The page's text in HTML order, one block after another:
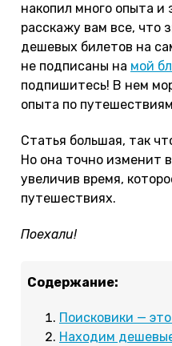
накопил много опыта и
расскажу вам все, что
дешевых билетов на
не подписаны на мой
подпишитесь! В нем
опыта по
Статья большая, так
Но она точно изменит
увеличив время,
путешествиях.
Поехали!
Содержание:
Поисковики —
Находим